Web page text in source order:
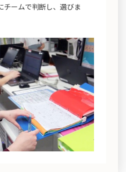
チームで判断し、選びま